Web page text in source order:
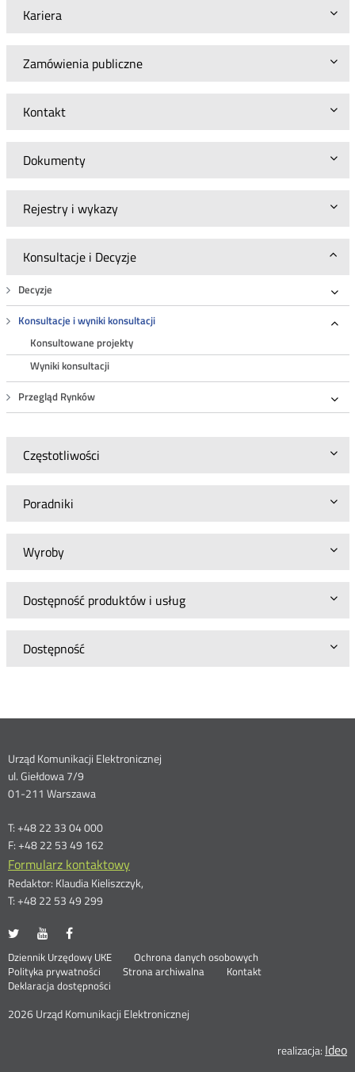
Kariera
Zamówienia publiczne
Kontakt
Dokumenty
Rejestry i wykazy
Konsultacje i Decyzje
Decyzje
Konsultacje i wyniki konsultacji
Konsultowane projekty
Wyniki konsultacji
Przegląd Rynków
Częstotliwości
Poradniki
Wyroby
Dostępność produktów i usług
Dostępność
i
FERC
Dane
kontaktowe
Urząd Komunikacji Elektronicznej
ul. Giełdowa 7/9
01-211 Warszawa
T: +48 22 33 04 000
F: +48 22 53 49 162
Formularz kontaktowy
Redaktor: Klaudia Kieliszczyk,
T: +48 22 53 49 299
UKE
portalu
Twitter
Otwórz
nowym
oknie
UKE
portalu
Youtube
Otwórz
nowym
oknie
portalu
Facebook
nowym
oknie
Stopka
menu
Dziennik Urzędowy UKE Otwórz
Ochrona danych osobowych
Polityka prywatności
Otwórz
w
oknie
Strona archiwalna
Kontakt
Deklaracja dostępności
2026 Urząd Komunikacji Elektronicznej
realizacja: Ideo